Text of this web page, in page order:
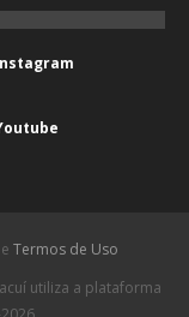
e Termos de Uso
utiliza a plataforma